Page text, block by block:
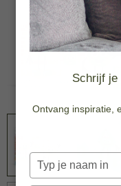
Schrijf je
Ontvang inspiratie,
Typ
je